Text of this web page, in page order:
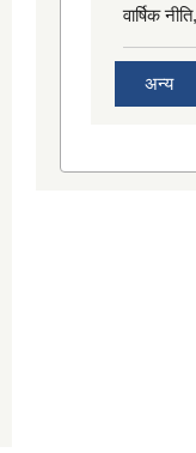
वार्षिक
अन्य